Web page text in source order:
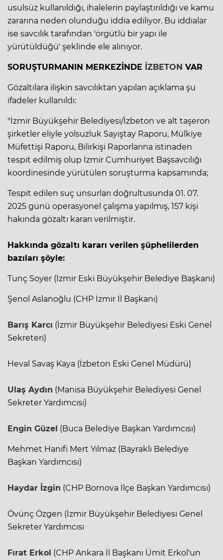
usulsüz kullanıldığı, ihalelerin paylaştırıldığı ve kamu
zararına neden olunduğu iddia ediliyor. Bu iddialar
ise savcılık tarafından 'örgütlü bir yapı ile
yürütüldüğü' şeklinde ele alınıyor.
SORUŞTURMANIN MERKEZİNDE İZBETON VAR
Gözaltılara ilişkin savcılıktan yapılan açıklama şu
ifadeler kullanıldı:
"İzmir Büyükşehir Belediyesi/İzbeton ve alt taşeron
şirketler eliyle yolsuzluk Sayıştay Raporu, Mülkiye
Müfettişi Raporu, Bilirkişi Raporlarına istinaden
tespit edilmiş olup İzmir Cumhuriyet Başsavcılığı
koordinesinde yürütülen soruşturma kapsamında;
Tespit edilen suç unsurları doğrultusunda 01. 07.
2025 günü operasyonel çalışma yapılmış, 157 kişi
hakında gözaltı kararı verilmiştir.
Hakkında gözaltı kararı verilen şüphelilerden
bazıları şöyle:
Tunç Soyer (İzmir Eski Büyükşehir Belediye Başkanı)
Şenol Aslanoğlu (CHP İzmir İl Başkanı)
Barış Karcı (İzmir Büyükşehir Belediyesi Eski Genel
Sekreteri)
Heval Savaş Kaya (İzbeton Eski Genel Müdürü)
Ulaş Aydın (Manisa Büyükşehir Belediyesi Genel
Sekreter Yardımcısı)
Engin Güzel (Buca Belediye Başkan Yardımcısı)
Mehmet Hanifi Mert Yılmaz (Bayraklı Belediye
Başkan Yardımcısı)
Haydar İzgin (CHP Bornova İlçe Başkan Yardımcısı)
Övünç Özgen (İzmir Büyükşehir Belediyesi Genel
Sekreter Yardımcısı
Fırat Erkol (CHP Ankara İl Başkanı Ümit Erkol'un